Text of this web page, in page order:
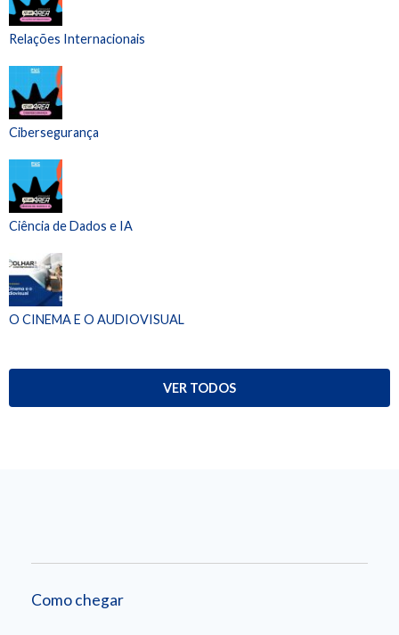
Relações Internacionais
Cibersegurança
Ciência de Dados e IA
O CINEMA E O AUDIOVISUAL
VER TODOS
Como chegar